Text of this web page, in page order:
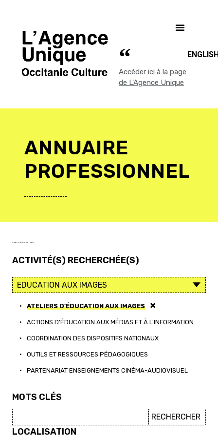
Accéder ici à la page
de L'Agence Unique
ANNUAIRE
PROFESSIONNEL
< RETOUR À L'ACCUEIL
ACTIVITÉ(S) RECHERCHÉE(S)
• ATELIERS D'ÉDUCATION AUX IMAGES
• ACTIONS D'ÉDUCATION AUX MÉDIAS ET À L'INFORMATION
• COORDINATION DES DISPOSITIFS NATIONAUX
• OUTILS ET RESSOURCES PÉDAGOGIQUES
• PARTENARIAT ENSEIGNEMENTS CINÉMA-AUDIOVISUEL
MOTS CLÉS
LOCALISATION